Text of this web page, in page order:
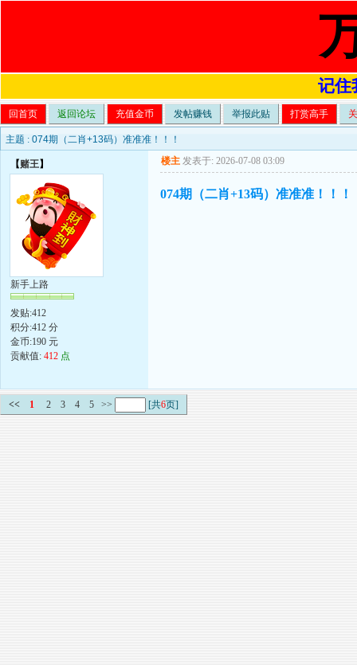
记住
回首页 返回论坛 充值金币 发帖赚钱 举报此贴 打赏高手
主题 : 074期（二肖+13码）准准准！！！
【赌王】
新手上路
发贴:412
积分:412 分
金币:190 元
贡献值: 412 点
楼主 发表于: 2026-07-08 03:09
074期（二肖+13码）准准准！！！
<< 1 2 3 4 5 >> [共6页]